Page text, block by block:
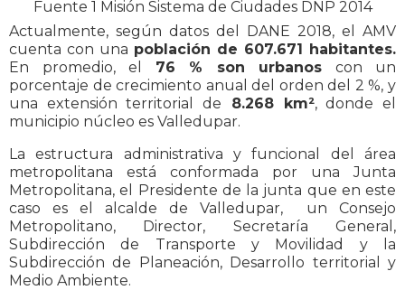
Fuente 1 Misión Sistema de Ciudades DNP 2014
Actualmente, según datos del DANE 2018, el AMV
cuenta con una población de 607.671 habitantes.
En promedio, el 76 % son urbanos con un
porcentaje de crecimiento anual del orden del 2 %, y
una extensión territorial de 8.268 km², donde el
municipio núcleo es Valledupar.
La estructura administrativa y funcional del área
metropolitana está conformada por una Junta
Metropolitana, el Presidente de la junta que en este
caso es el alcalde de Valledupar, un Consejo
Metropolitano, Director, Secretaría General,
Subdirección de Transporte y Movilidad y la
Subdirección de Planeación, Desarrollo territorial y
Medio Ambiente.